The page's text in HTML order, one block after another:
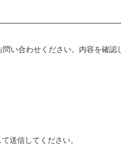
い合わせください。内容を確認
送信してください。